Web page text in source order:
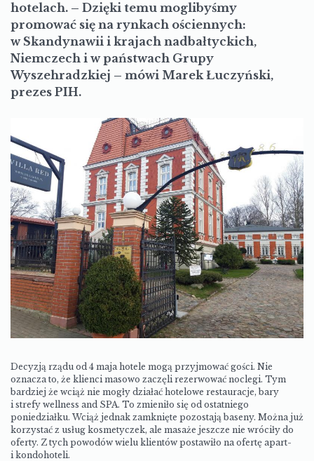
hotelach. – Dzięki temu moglibyśmy
promować się na rynkach ościennych:
w Skandynawii i krajach nadbałtyckich,
Niemczech i w państwach Grupy
Wyszehradzkiej – mówi Marek Łuczyński,
prezes PIH.
Decyzją rządu od 4 maja hotele mogą przyjmować gości. Nie
oznacza to, że klienci masowo zaczęli rezerwować noclegi. Tym
bardziej że wciąż nie mogły działać hotelowe restauracje, bary
i strefy wellness and SPA. To zmieniło się od ostatniego
poniedziałku. Wciąż jednak zamknięte pozostają baseny. Można już
korzystać z usług kosmetyczek, ale masaże jeszcze nie wróciły do
oferty. Z tych powodów wielu klientów postawiło na ofertę apart-
i kondohoteli.